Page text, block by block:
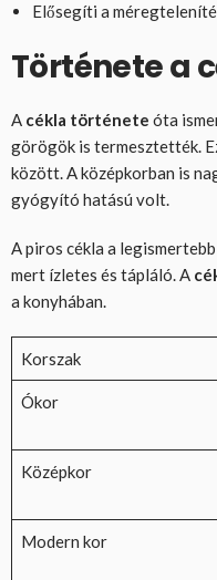
Elősegíti a
Története a
A cékla története óta
görögök is termesztették.
között. A középkorban is
gyógyító hatású volt.
A piros cékla a
mert ízletes és tápláló. A
a konyhában.
Korszak
Ókor
Középkor
Modern kor